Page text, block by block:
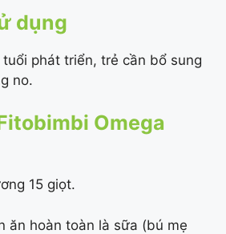
dụng
phát triển, trẻ cần bổ sung
no.
Omega
15 giọt.
ăn hoàn toàn là sữa (bú mẹ